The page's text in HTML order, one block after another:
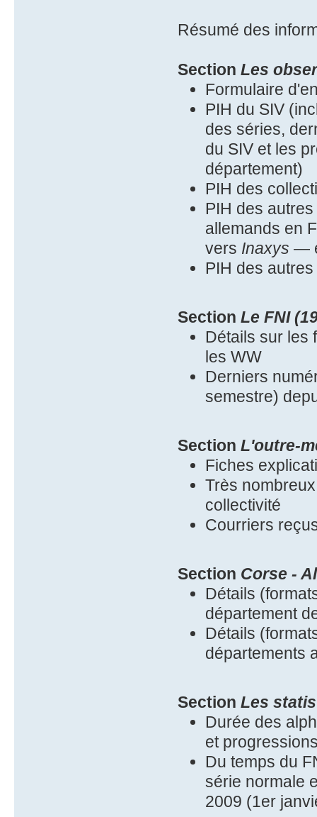
Résumé des
Section Les
Formulaire
PIH du SIV
des séries,
du SIV et les
département)
PIH des
PIH des
allemands en
vers Inaxys —
PIH des
Section Le FNI
Détails sur les
les WW
Derniers
semestre)
Section L'outre-
Fiches
Très
collectivité
Courriers
Section Corse -
Détails
département
Détails
départements
Section Les
Durée des
et
Du temps du
série normale
2009 (1er